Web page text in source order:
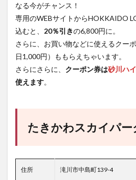
なる今がチャンス！
専用のWEBサイトからHOKKAIDO
込むと、 20％引きの6,800円に。
さらに、お買い物などに使えるクー
日1,000円）ももらえちゃいます。
さらにさらに、 クーポン券は砂川ハ
使えます。
たきかわスカイパー
住所 滝川市中島町139-4